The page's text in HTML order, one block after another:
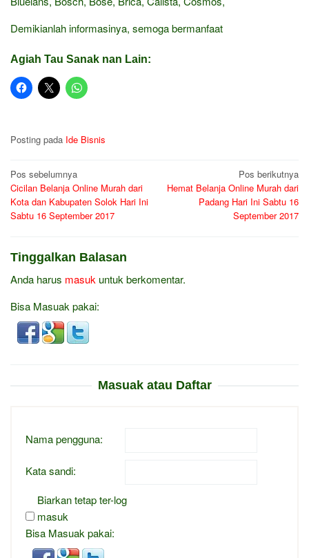
Demikianlah informasinya, semoga bermanfaat
Agiah Tau Sanak nan Lain:
Posting pada Ide Bisnis
Navigasi
pos
Pos sebelumnya
Cicilan Belanja Online Murah dari
Kota dan Kabupaten Solok Hari Ini
Sabtu 16 September 2017
Pos berikutnya
Hemat Belanja Online Murah dari
Padang Hari Ini Sabtu 16
September 2017
Tinggalkan Balasan
Anda harus masuk untuk berkomentar.
Bisa Masuak pakai:
Masuak atau Daftar
Nama pengguna:
Kata sandi:
Biarkan tetap ter-log
masuk
Bisa Masuak pakai: